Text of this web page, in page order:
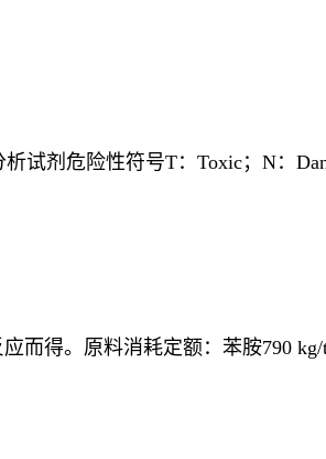
剂危险性符号T：Toxic；N：
而得。原料消耗定额：苯胺790